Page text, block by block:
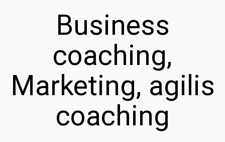
Business
coaching,
Marketing, agilis
coaching